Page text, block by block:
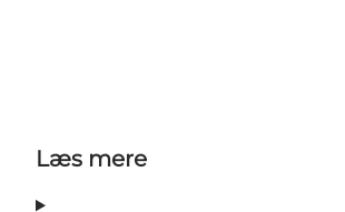
Læs mere